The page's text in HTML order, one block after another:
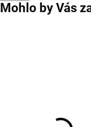
Mohlo by Vás